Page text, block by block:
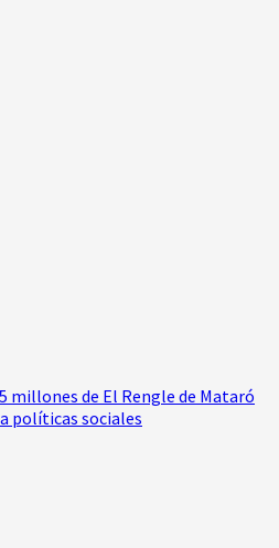
millones de El Rengle de Mataró
políticas sociales